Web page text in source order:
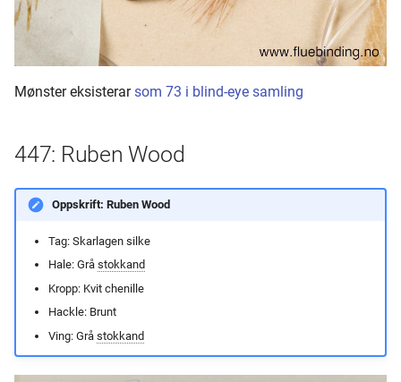
Mønster eksisterarsom 73 i blind-eye samling
447: Ruben Wood
Oppskrift: Ruben Wood
Tag: Skarlagen silke
Hale: Grå stokkand
Kropp: Kvit chenille
Hackle: Brunt
Ving: Grå stokkand